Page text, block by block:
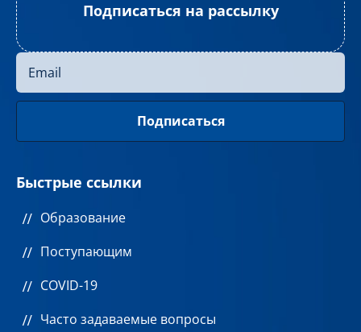
Подписаться на рассылку
Быстрые ссылки
Образование
Поступающим
COVID-19
Часто задаваемые вопросы